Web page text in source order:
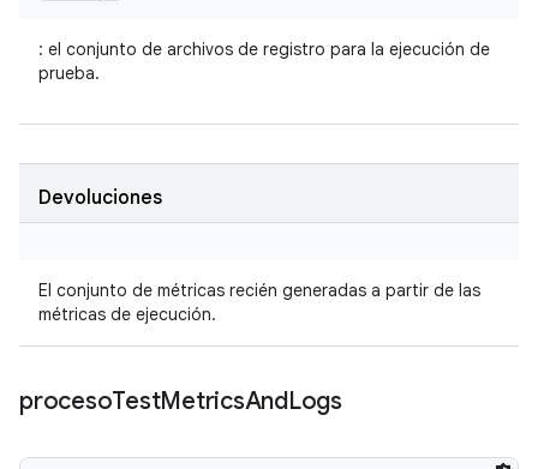
: el conjunto de archivos de registro para la ejecución de
prueba.
Devoluciones
El conjunto de métricas recién generadas a partir de las
métricas de ejecución.
procesoTestMetricsAndLogs